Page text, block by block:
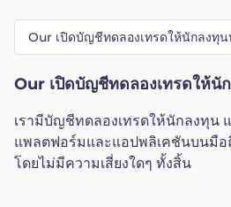
Our เปิดบัญชีทดลองเทรดให้นั
เรามีบัญชีทดลองเทรดให้นักลงทุน
แพลตฟอร์มและแอปพลิเคชันบนมือ
โดยไม่มีความเสี่ยงใดๆ ทั้งสิ้น